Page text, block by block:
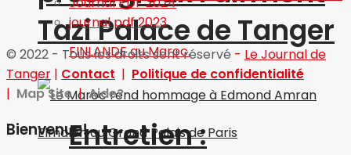
Tazi Palace de Tanger
Entretien :
journal pdf 2023
© 2022 - Tous les droits sont réservé - Le Journal de
Tanger | Contact | Politique de confidentialité
| Map Site|Aide?
Bienvenue!